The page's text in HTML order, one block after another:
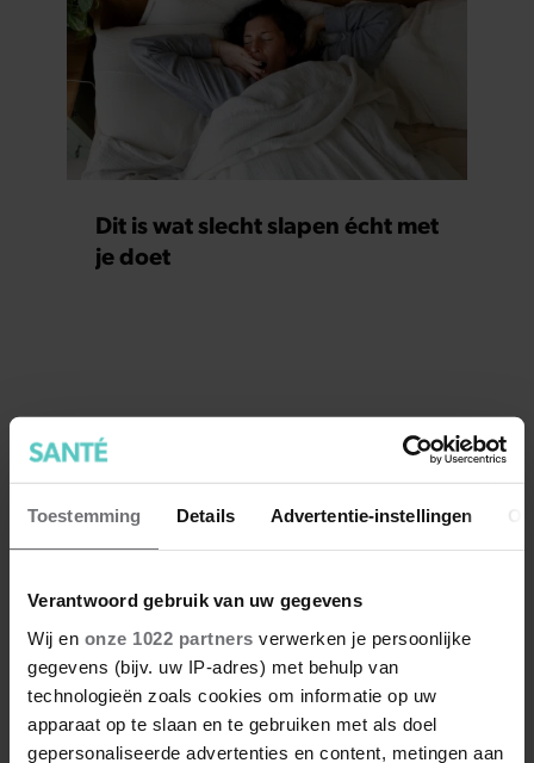
Toestemming Details Advertentie-instellingen
Verantwoord gebruik van uw gegevens
Wij en onze 1022 partners verwerken je persoonlijke
gegevens (bijv. uw IP-adres) met behulp van
technologieën zoals cookies om informatie op uw
apparaat op te slaan en te gebruiken met als doel
gepersonaliseerde advertenties en content, metingen aan
Dit is wat slecht slapen écht met
je doet